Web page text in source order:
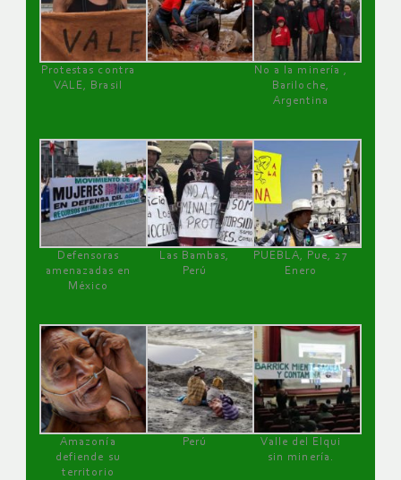
Protestas contra
VALE, Brasil
No a la minería ,
Bariloche,
Argentina
Defensoras
amenazadas en
México
Las Bambas,
Perú
PUEBLA, Pue, 27
Enero
Amazonía
defiende su
territorio
Perú
Valle del Elqui
sin minería.